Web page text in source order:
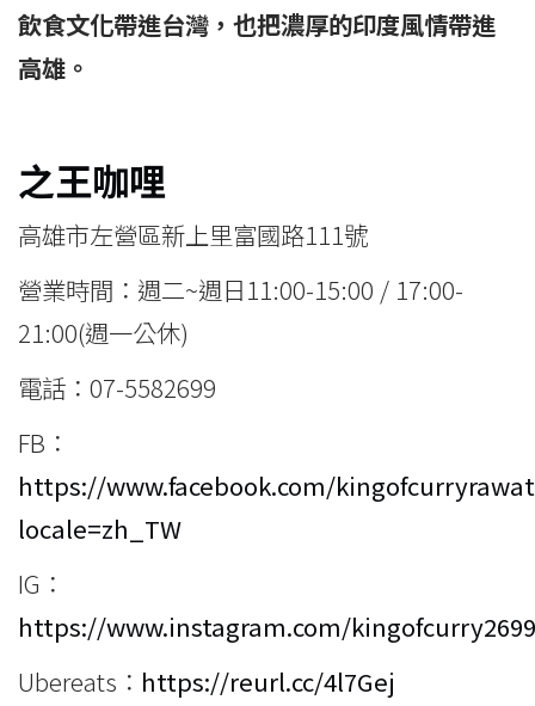
飲食文化帶進台灣，也把濃厚的印度風情帶進
高雄。
之王咖哩
高雄市左營區新上里富國路111號
營業時間：週二~週日11:00-15:00 / 17:00-
21:00(週一公休)
電話：07-5582699
FB：
https://www.facebook.com/
locale=zh_TW
IG：
https://www.instagram.com/
Ubereats： https://reurl.cc/4l7Gej